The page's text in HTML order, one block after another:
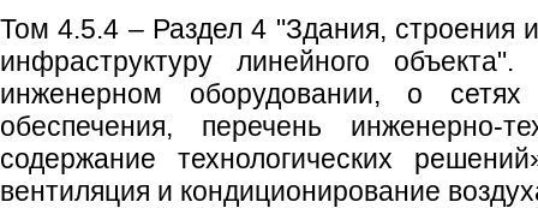
Том 4.5.4 – Раздел 4 "Здания, строения
инфраструктуру линейного
инженерном оборудовании, о сетях
обеспечения, перечень инженерно-
содержание технологических
вентиляция и кондиционирование